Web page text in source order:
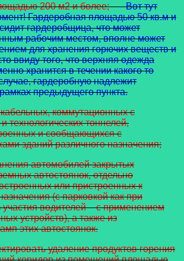
200 м2 и более;
Вот тут
Гардеробная площадью 50 кв.м и
гардеробщица, что может
рабочим местом, вполне может
для хранения горючих веществ и
ввиду того, что верхняя одежда
хранится в течении какого то
гардеробную надлежит
предыдущего пункта.
коммутационных с
технологических тоннелей,
и сообщающихся с
зданий различного назначения;
автомобилей закрытых
автостоянок, отдельно
или пристроенных к
(с парковкой как при
участия водителей – с применением
устройств), а также из
этих автостоянок.
удаление продуктов горения